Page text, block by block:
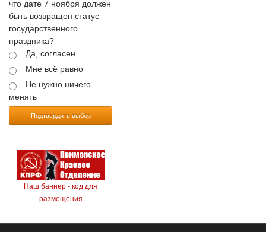
что дате 7 ноября должен
быть возвращен статус
государственного
праздника?
Да, согласен
Мне всё равно
Не нужно ничего
менять
Подтвердить выбор
Наш баннер - код для
размещения